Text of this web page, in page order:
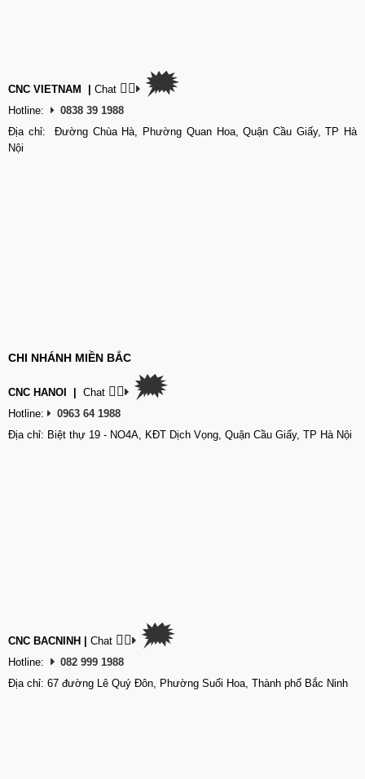
CNC VIETNAM Chat 👉🏽 🗯
Hotline:
0838 39 1988
Địa chỉ: Đường Chùa Hà, Phường Quan Hoa, Quận Cầu Giấy, TP Hà
Nội
CHI NHÁNH MIỀN BẮC
CNC HANOI Chat 👉🏽 🗯
Hotline:
0963 64 1988
Địa chỉ: Biệt thự 19 - NO4A, KĐT Dịch Vọng, Quận Cầu Giấy, TP Hà Nội
CNC BACNINH Chat 👉🏽 🗯
Hotline:
082 999 1988
Địa chỉ: 67 đường Lê Quý Đôn, Phường Suối Hoa, Thành phố Bắc Ninh